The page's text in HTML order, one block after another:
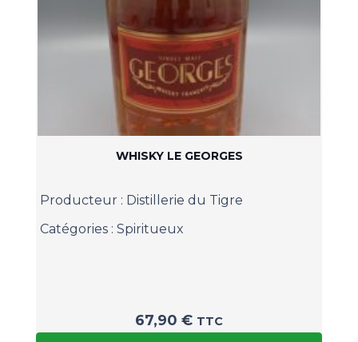
WHISKY LE GEORGES
Producteur : Distillerie du Tigre
Catégories : Spiritueux
67,90 € TTC